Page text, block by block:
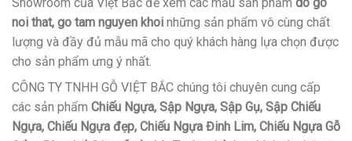
noi that, go tam nguyen khoi những sản phẩm vô cùng chất
lượng và đầy đủ mẫu mã cho quý khách hàng lựa chọn được
cho sản phẩm ưng ý nhất.
CÔNG TY TNHH GỖ VIỆT BẮC chúng tôi chuyên cung cấp
các sản phẩm Chiếu Ngựa, Sập Ngựa, Sập Gụ, Sập Chiếu
Ngựa, Chiếu Ngựa đẹp, Chiếu Ngựa Đinh Lim, Chiếu Ngựa Gỗ